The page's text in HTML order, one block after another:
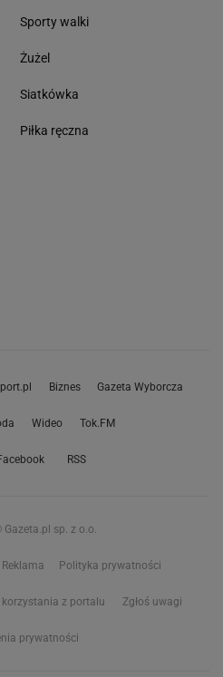
Sporty walki
Żużel
Siatkówka
Piłka ręczna
Biznes Gazeta Wyborcza
Wideo Tok.FM
RSS
sp. z o.o.
Reklama Polityka prywatności
z portalu Zgłoś uwagi
prywatności